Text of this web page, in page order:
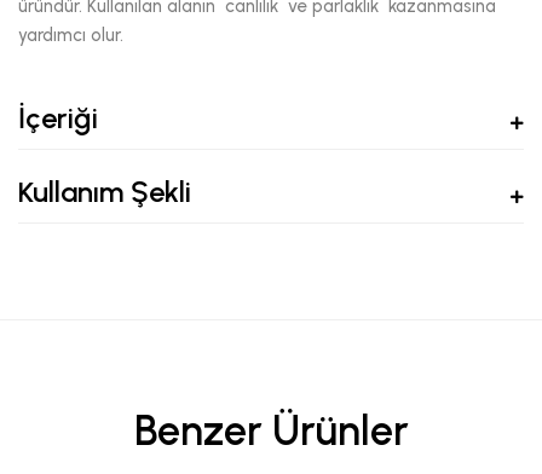
üründür. Kullanılan alanın canlılık ve parlaklık kazanmasına
yardımcı olur.
İçeriği
Kullanım Şekli
Benzer Ürünler